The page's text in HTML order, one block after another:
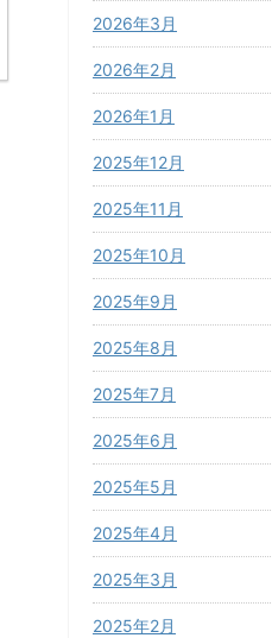
2026年3月
2026年2月
2026年1月
2025年12月
2025年11月
2025年10月
2025年9月
2025年8月
2025年7月
2025年6月
2025年5月
2025年4月
2025年3月
2025年2月